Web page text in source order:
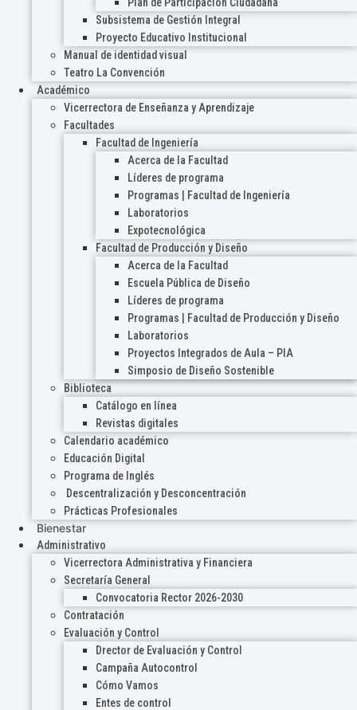
Plan de Participación Ciudadana
Subsistema de Gestión Integral
Proyecto Educativo Institucional
Manual de identidad visual
Teatro La Convención
Académico
Vicerrectora de Enseñanza y Aprendizaje
Facultades
Facultad de Ingeniería
Acerca de la Facultad
Líderes de programa
Programas | Facultad de Ingeniería
Laboratorios
Expotecnológica
Facultad de Producción y Diseño
Acerca de la Facultad
Escuela Pública de Diseño
Líderes de programa
Programas | Facultad de Producción y Diseño
Laboratorios
Proyectos Integrados de Aula – PIA
Simposio de Diseño Sostenible
Biblioteca
Catálogo en línea
Revistas digitales
Calendario académico
Educación Digital
Programa de Inglés
Descentralización y Desconcentración
Prácticas Profesionales
Bienestar
Administrativo
Vicerrectora Administrativa y Financiera
Secretaría General
Convocatoria Rector 2026-2030
Contratación
Evaluación y Control
Drector de Evaluación y Control
Campaña Autocontrol
Cómo Vamos
Entes de control